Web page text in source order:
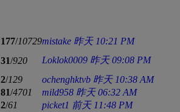
177/10729mistake 昨天 10:21 PM
31/920 Loklok0009 昨天 09:08 PM
2/129 ochenghktvb 昨天 10:38 AM
81/4701 mild958 昨天 06:32 AM
2/61 picket1 前天 11:48 PM